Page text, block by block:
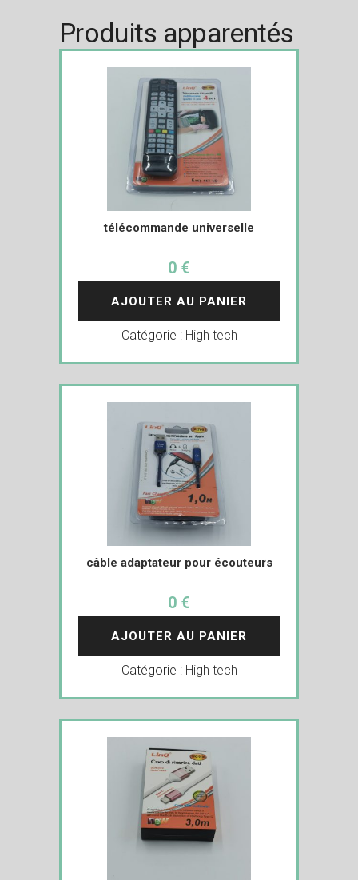
Produits apparentés
télécommande universelle
0 €
AJOUTER AU PANIER
Catégorie : High tech
câble adaptateur pour écouteurs
0 €
AJOUTER AU PANIER
Catégorie : High tech